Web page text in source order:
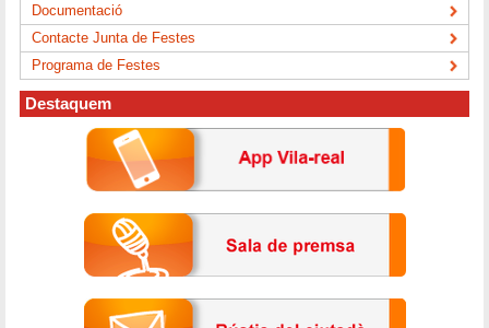
Documentació
Contacte Junta de Festes
Programa de Festes
Destaquem